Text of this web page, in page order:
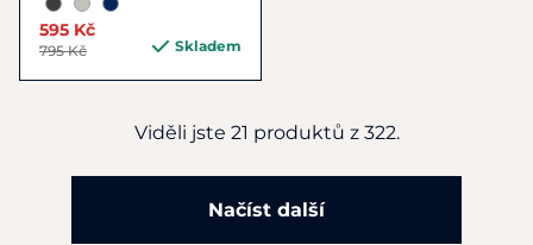
595 Kč
795 Kč Skladem
Viděli jste 21 produktů z 322.
Načíst další